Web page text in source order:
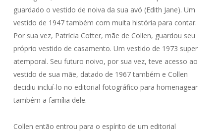
guardado o vestido de noiva da sua avó (Edith Jane). Um
vestido de 1947 também com muita história para contar.
Por sua vez, Patrícia Cotter, mãe de Collen, guardou seu
próprio vestido de casamento. Um vestido de 1973 super
atemporal. Seu futuro noivo, por sua vez, teve acesso ao
vestido de sua mãe, datado de 1967 também e Collen
decidiu incluí-lo no editorial fotográfico para homenagear
também a família dele.
Collen então entrou para o espírito de um editorial